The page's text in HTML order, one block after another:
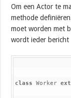
Om een Actor te
methode
moet worden met
wordt ieder
class Worker